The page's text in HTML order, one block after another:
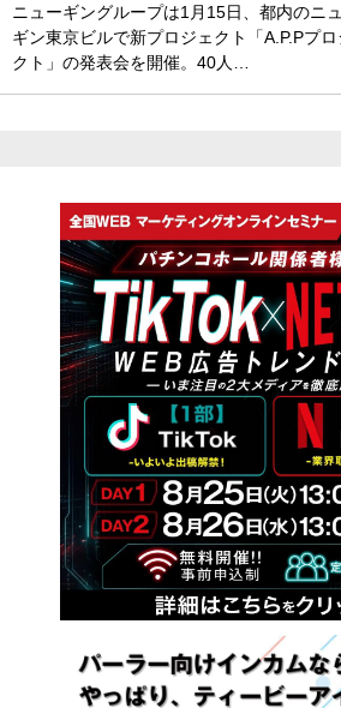
ニューギングループは1月15日、都内のニ
ギン東京ビルで新プロジェクト「A.P.Pプロ
クト」の発表会を開催。40人…